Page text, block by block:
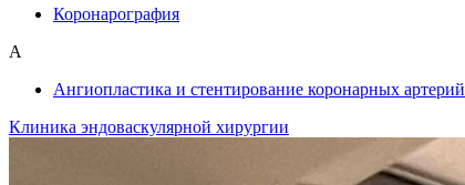
Коронарография
А
Ангиопластика и стентирование коронарных артерий
Клиника эндоваскулярной хирургии